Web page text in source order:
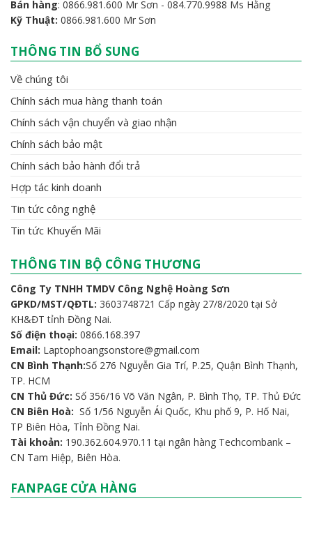
Bán hàng: 0866.981.600 Mr Sơn - 084.770.9988 Ms Hằng
Kỹ Thuật: 0866.981.600 Mr Sơn
THÔNG TIN BỔ SUNG
Về chúng tôi
Chính sách mua hàng thanh toán
Chính sách vận chuyển và giao nhận
Chính sách bảo mật
Chính sách bảo hành đổi trả
Hợp tác kinh doanh
Tin tức công nghệ
Tin tức Khuyến Mãi
THÔNG TIN BỘ CÔNG THƯƠNG
Công Ty TNHH TMDV Công Nghệ Hoàng Sơn
GPKD/MST/QĐTL: 3603748721 Cấp ngày 27/8/2020 tại Sở
KH&ĐT tỉnh Đồng Nai.
Số điện thoại: 0866.168.397
Email: Laptophoangsonstore@gmail.com
CN Bình Thạnh:Số 276 Nguyễn Gia Trí, P.25, Quận Bình Thạnh,
TP. HCM
CN Thủ Đức: Số 356/16 Võ Văn Ngân, P. Bình Thọ, TP. Thủ Đức
CN Biên Hoà: Số 1/56 Nguyễn Ái Quốc, Khu phố 9, P. Hố Nai,
TP Biên Hòa, Tỉnh Đồng Nai.
Tài khoản: 190.362.604.970.11 tại ngân hàng Techcombank –
CN Tam Hiệp, Biên Hòa.
FANPAGE CỬA HÀNG